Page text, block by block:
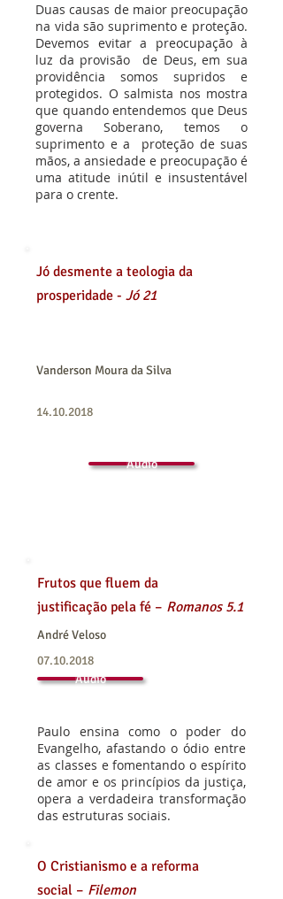
Jó desmente a teologia da
prosperidade - Jó 21
Vanderson Moura da Silva
14.10.2018
Áudio
Duas causas de maior preocupação
na vida são suprimento e proteção.
Devemos evitar a preocupação à
luz da provisão de Deus, em sua
providência somos supridos e
protegidos. O salmista nos mostra
que quando entendemos que Deus
governa Soberano, temos o
suprimento e a proteção de suas
mãos, a ansiedade e preocupação é
uma atitude inútil e insustentável
para o crente.
Frutos que fluem da
justificação pela fé – Romanos 5.1
André Veloso
07.10.2018
Áudio
Paulo ensina como o poder do
Evangelho, afastando o ódio entre
as classes e fomentando o espírito
de amor e os princípios da justiça,
opera a verdadeira transformação
das estruturas sociais.
O Cristianismo e a reforma
social – Filemon